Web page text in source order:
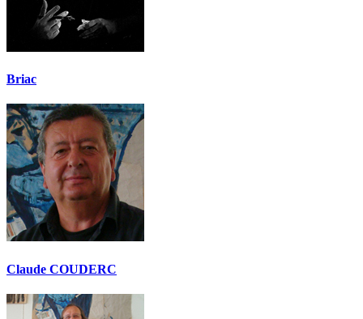
Briac
Claude COUDERC